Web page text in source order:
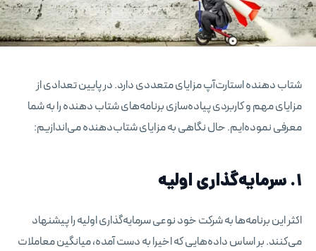
شتاب دهنده استارت‌آپ مزایای متعددی دارد. در پایین تعدادی از
مزایای مهم و کاربردی پیاده‌سازی برنامه‌های شتاب دهنده را به شما
معرفی نموده‌ایم. حال نگاهی به مزایای شتاب‌دهنده می‌اندازیم:
1. سرمایه‌گذاری اولیه
اکثر این برنامه‌ها به شرکت خود نوعی سرمایه‌گذاری اولیه را پیشنهاد
می‌کنند. بر اساس داده‌هایی که اخیرا به دست آمده، میانگین معاملات